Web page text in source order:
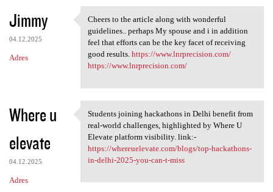
Jimmy
04.12.2025
Adres
Cheers to the article along
Cheers to the article along with wonderful
guidelines.. perhaps My spouse and i in addition
feel that efforts can be the key facet of receiving
good results. https://www.lnrprecision.com/
https://www.lnrprecision.com/
Where u
elevate
04.12.2025
Adres
Students joining hackathons
Students joining hackathons in Delhi benefit from
real-world challenges, highlighted by Where U
Elevate platform visibility. link:-
https://whereuelevate.com/blogs/top-hackathons-
in-delhi-2025-you-can-t-miss